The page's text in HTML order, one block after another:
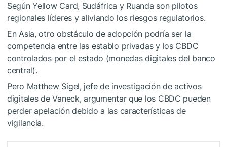
Según Yellow Card, Sudáfrica y Ruanda son pilotos
regionales líderes y aliviando los riesgos regulatorios.
En Asia, otro obstáculo de adopción podría ser la
competencia entre las establo privadas y los CBDC
controlados por el estado (monedas digitales del banco
central).
Pero Matthew Sigel, jefe de investigación de activos
digitales de Vaneck,argumentarque los CBDC pueden
perder apelación debido a las características de
vigilancia.